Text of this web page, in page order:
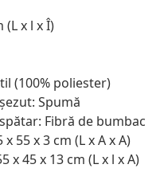
(L x l x Î)
(100% poliester)
Spumă
Fibră de bumbac
55 x 3 cm (L x A x A)
x 45 x 13 cm (L x l x A)